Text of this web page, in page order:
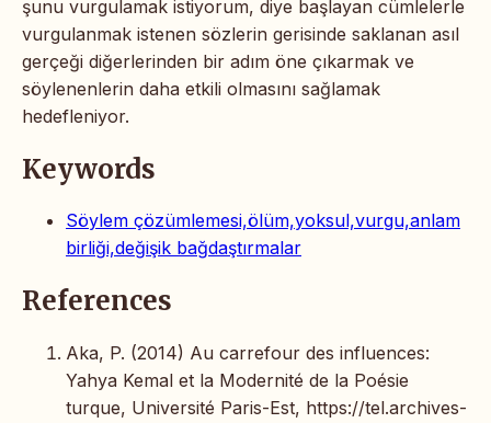
şunu vurgulamak istiyorum, diye başlayan cümlelerle
vurgulanmak istenen sözlerin gerisinde saklanan asıl
gerçeği diğerlerinden bir adım öne çıkarmak ve
söylenenlerin daha etkili olmasını sağlamak
hedefleniyor.
Keywords
Söylem çözümlemesi,ölüm,yoksul,vurgu,anlam
birliği,değişik bağdaştırmalar
References
Aka, P. (2014) Au carrefour des influences:
Yahya Kemal et la Modernité de la Poésie
turque, Université Paris-Est, https://tel.archives-